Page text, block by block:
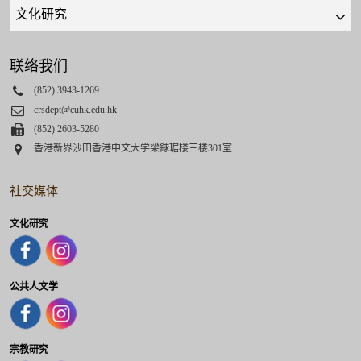
Quick
links
select
联络我们
Phone
(852) 3943-1269
Email
crsdept@cuhk.edu.hk
Fax(852) 2603-5280
Address
香港新界沙田香港中文大学梁銶琚楼三楼301室
社交媒体
文化研究
公共人文学
宗教研究